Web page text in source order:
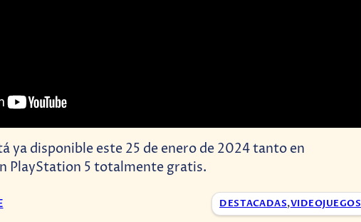
ya disponible este 25 de enero de 2024 tanto en
PlayStation 5 totalmente gratis.
DESTACADAS,VIDEOJUEGOS